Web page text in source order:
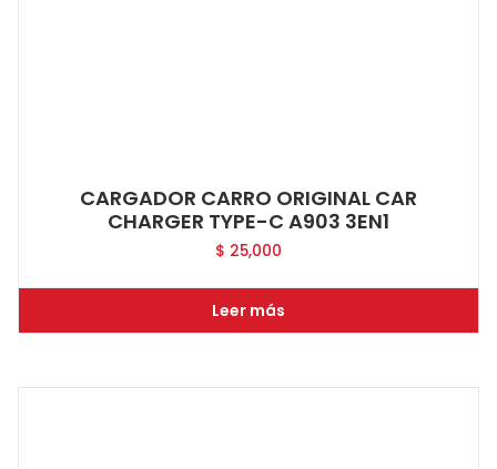
CARGADOR CARRO ORIGINAL CAR
CHARGER TYPE-C A903 3EN1
$ 25,000
Leer más